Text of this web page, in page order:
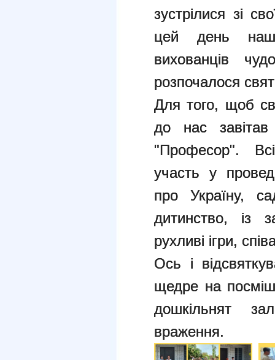
зустрілися зі
цей день наш
вихованців
розпочалося
Для того, щоб
до нас
"Професор".
участь у
про Україну,
дитинство, із
рухливі ігри,
Ось і
щедре на
дошкільнят
враження.